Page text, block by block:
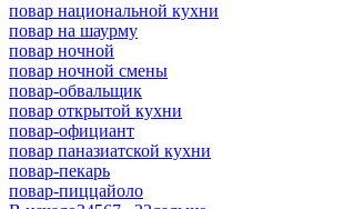
повар национальной кухни
повар на шаурму
повар ночной
повар ночной смены
повар-обвальщик
повар открытой кухни
повар-официант
повар паназиатской кухни
повар-пекарь
повар-пиццайоло